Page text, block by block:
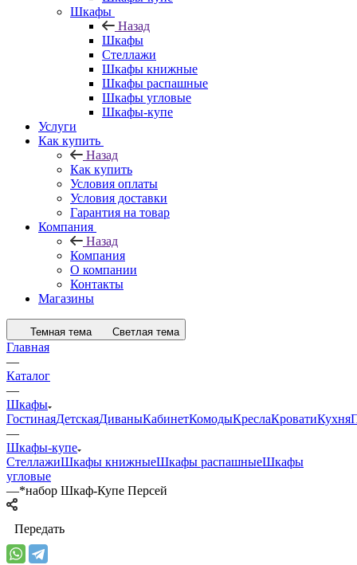
Шкафы
Назад
Шкафы
Стеллажи
Шкафы книжные
Шкафы распашные
Шкафы угловые
Шкафы-купе
Услуги
Как купить
Назад
Как купить
Условия оплаты
Условия доставки
Гарантия на товар
Компания
Назад
Компания
О компании
Контакты
Магазины
Темная тема Светлая тема
Главная
—
Каталог
—
Шкафы
ГостинаяДетскаяДиваныКабинетКомодыКреслаКроватиКухня
—
Шкафы-купе
СтеллажиШкафы книжныеШкафы распашныеШкафы
угловые
—*набор Шкаф-Купе Персей
Передать